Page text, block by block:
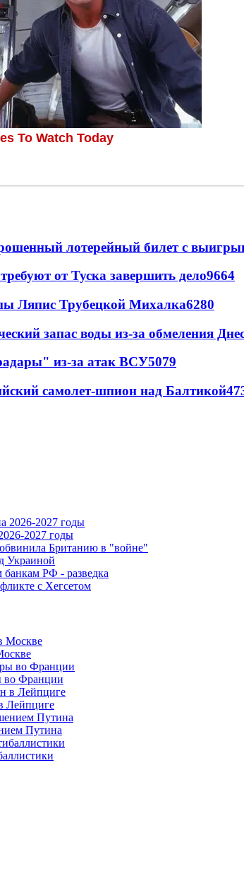
лотерейный билет с
от Туска завершить дело9664
Ляпис Трубецкой Михалка6280
запас воды из-за обмеления
из-за атак ВСУ5079
самолет-шпион над Балтикой
2027 годы
Британию в "войне"
Украиной
РФ - разведка
с Хегсетом
во Франции
Лейпциге
Путина